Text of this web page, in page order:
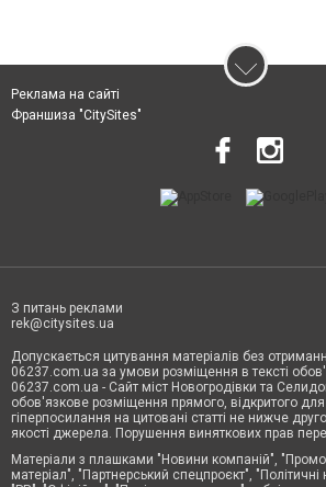
Реклама на сайті
Франшиза "CitySites"
З питань реклами
rek@citysites.ua
Допускається цитування матеріалів без
06237.com.ua за умови розміщення в тексті
06237.com.ua - Сайт міст Новогродівки та
обов'язкове розміщення прямого, відкритого
гіперпосилання на цитовані статті не нижче
якості джерела. Порушення виняткових прав
Матеріали з плашками "Новини компаній",
матеріал", "Партнерський спецпроєкт",